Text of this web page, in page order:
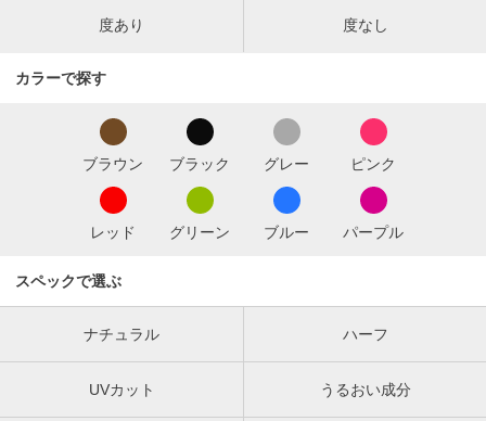
度あり 度なし
カラーで探す
ブラウン ブラック グレー ピンク
レッド グリーン ブルー パープル
スペックで選ぶ
ナチュラル ハーフ
UVカット うるおい成分